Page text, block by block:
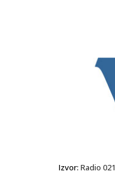
Izvor: Radio 021